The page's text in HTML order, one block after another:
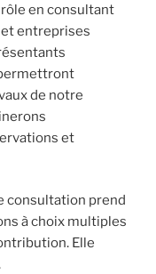
en consultant
entreprises
de notre
et
consultation prend
à choix multiples
Elle